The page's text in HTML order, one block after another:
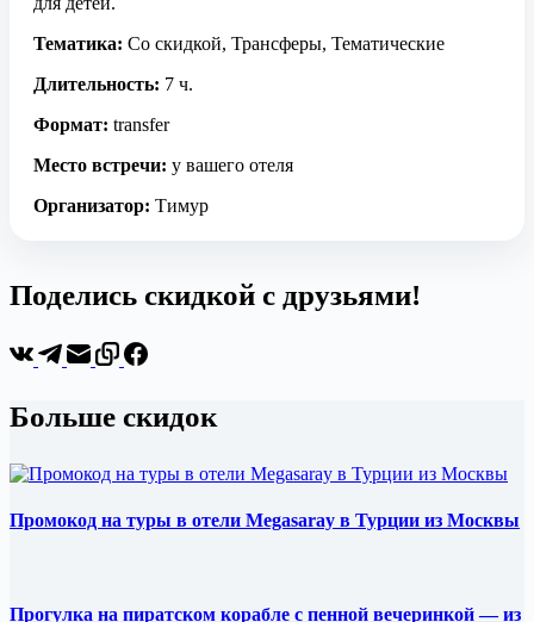
Тематика: Со скидкой, Трансферы, Тематические
Длительность: 7 ч.
Формат: transfer
Место встречи: у вашего отеля
Организатор: Тимур
Поделись скидкой с друзьями!
Больше скидок
Промокод на туры в отели Megasaray в Турции из Москвы
Прогулка на пиратском корабле с пенной вечеринкой — из